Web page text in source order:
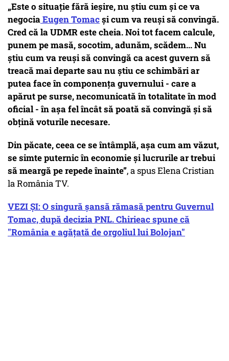
„Este o situație fără ieșire, nu știu cum și ce va
negociaEugen Tomacși cum va reuși să convingă.
Cred că la UDMR este cheia. Noi tot facem calcule,
punem pe masă, socotim, adunăm, scădem... Nu
știu cum va reuși să convingă ca acest guvern să
treacă mai departe sau nu știu ce schimbări ar
putea face în componența guvernului - care a
apărut pe surse, necomunicată în totalitate în mod
oficial - în așa fel încât să poată să convingă și să
obțină voturile necesare.
Din păcate, ceea ce se întâmplă, așa cum am văzut,
se simte puternic în economie și lucrurile ar trebui
să meargă pe repede înainte”, a spus Elena Cristian
la România TV.
VEZI ȘI: O singură şansă rămasă pentru Guvernul
Tomac, după decizia PNL. Chirieac spune că
"România e agăţată de orgoliul lui Bolojan"